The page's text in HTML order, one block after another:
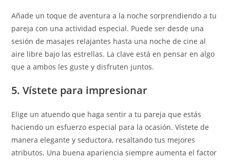
Añade un toque de aventura a la noche sorprendiendo a tu
pareja con una actividad especial. Puede ser desde una
sesión de masajes relajantes hasta una noche de cine al
aire libre bajo las estrellas. La clave está en pensar en algo
que a ambos les guste y disfruten juntos.
5. Vístete para impresionar
Elige un atuendo que haga sentir a tu pareja que estás
haciendo un esfuerzo especial para la ocasión. Vístete de
manera elegante y seductora, resaltando tus mejores
atributos. Una buena apariencia siempre aumenta el factor